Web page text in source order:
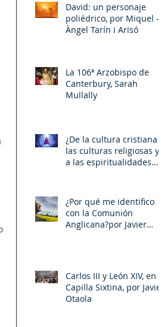
David: un personaje
poliédrico, por Miquel –
Àngel Tarín i Arisó
La 106ª Arzobispo de
Canterbury, Sarah
Mullally
¿De la cultura cristiana a
las culturas religiosas y
a las espiritualidades
¿Por qué me identifico
con la Comunión
Anglicana?por Javier
Carlos III y León XIV, en la
Capilla Sixtina, por Javier
Otaola